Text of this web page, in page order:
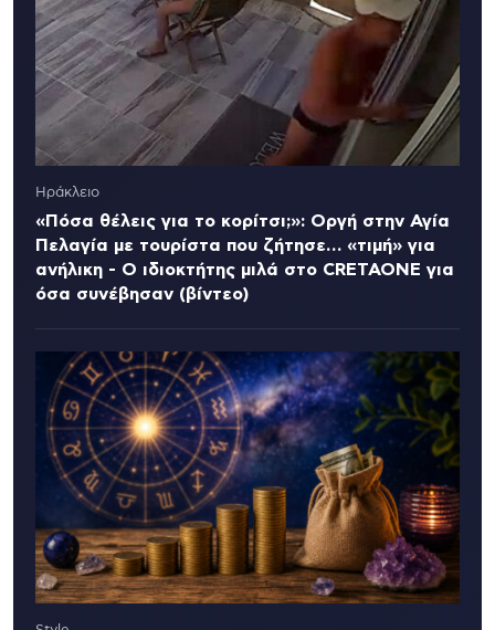
Ηράκλειο
«Πόσα θέλεις για το κορίτσι;»: Οργή στην Αγία
Πελαγία με τουρίστα που ζήτησε… «τιμή» για
ανήλικη - Ο ιδιοκτήτης μιλά στο CRETAONE για
όσα συνέβησαν (βίντεο)